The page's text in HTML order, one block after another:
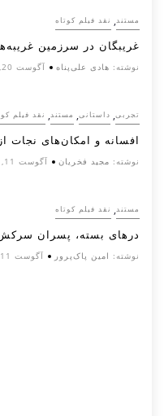
مستند, نقد فیلم کوتاه
غریبگان در سرزمین
نوشته: هادی علی‌پناه آگوست 20, 2025
تجربی, داستانی, مستند, نقد فیلم
افسانه‌ و امکان‌های نجات
نوشته: مجید فخریان آگوست 11, 2025
مستند, نقد فیلم کوتاه
درهای بسته، پسران
نوشته: امین پاک‌پرور آگوست 11, 2025